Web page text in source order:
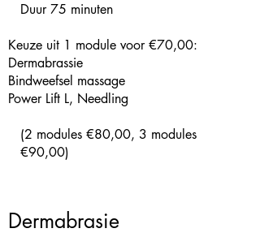
Duur 75 minuten
Keuze uit 1 module voor €70,00:
Dermabrassie
Bindweefsel massage
Power Lift L, Needling
(2 modules €80,00, 3 modules
€90,00)
Dermabrasie